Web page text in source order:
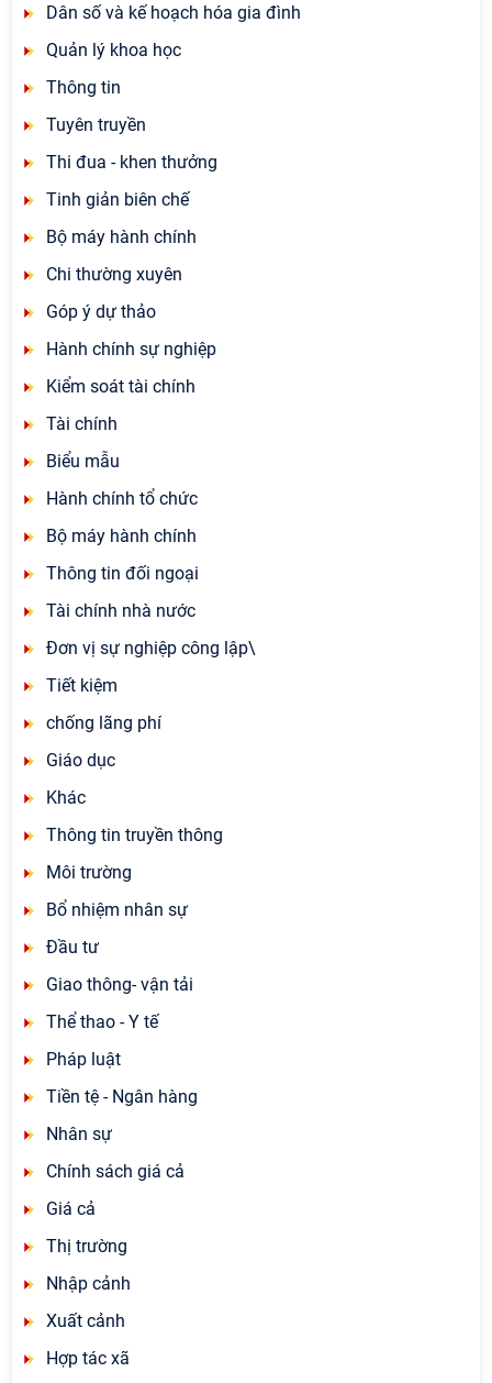
Dân số và kế hoạch hóa gia đình
Quản lý khoa học
Thông tin
Tuyên truyền
Thi đua - khen thưởng
Tinh giản biên chế
Bộ máy hành chính
Chi thường xuyên
Góp ý dự thảo
Hành chính sự nghiệp
Kiểm soát tài chính
Tài chính
Biểu mẫu
Hành chính tổ chức
Bộ máy hành chính
Thông tin đối ngoại
Tài chính nhà nước
Đơn vị sự nghiệp công lập\
Tiết kiệm
chống lãng phí
Giáo dục
Khác
Thông tin truyền thông
Môi trường
Bổ nhiệm nhân sự
Đầu tư
Giao thông- vận tải
Thể thao - Y tế
Pháp luật
Tiền tệ - Ngân hàng
Nhân sự
Chính sách giá cả
Giá cả
Thị trường
Nhập cảnh
Xuất cảnh
Hợp tác xã